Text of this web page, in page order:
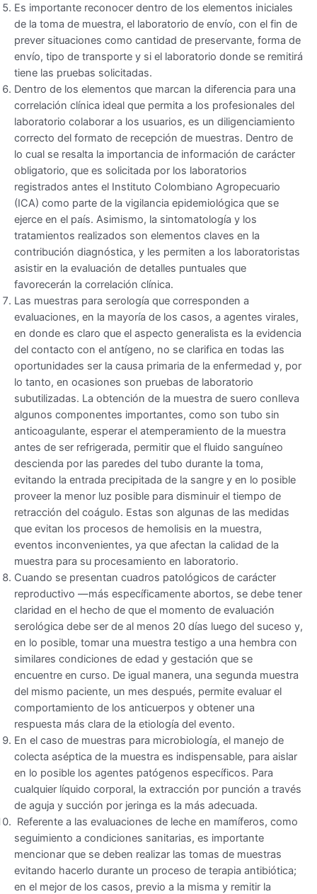
Es importante reconocer dentro de los elementos iniciales
de la toma de muestra, el laboratorio de envío, con el fin de
prever situaciones como cantidad de preservante, forma de
envío, tipo de transporte y si el laboratorio donde se remitirá
tiene las pruebas solicitadas.
Dentro de los elementos que marcan la diferencia para una
correlación clínica ideal que permita a los profesionales del
laboratorio colaborar a los usuarios, es un diligenciamiento
correcto del formato de recepción de muestras. Dentro de
lo cual se resalta la importancia de información de carácter
obligatorio, que es solicitada por los laboratorios
registrados antes el Instituto Colombiano Agropecuario
(ICA) como parte de la vigilancia epidemiológica que se
ejerce en el país. Asimismo, la sintomatología y los
tratamientos realizados son elementos claves en la
contribución diagnóstica, y les permiten a los laboratoristas
asistir en la evaluación de detalles puntuales que
favorecerán la correlación clínica.
Las muestras para serología que corresponden a
evaluaciones, en la mayoría de los casos, a agentes virales,
en donde es claro que el aspecto generalista es la evidencia
del contacto con el antígeno, no se clarifica en todas las
oportunidades ser la causa primaria de la enfermedad y, por
lo tanto, en ocasiones son pruebas de laboratorio
subutilizadas. La obtención de la muestra de suero conlleva
algunos componentes importantes, como son tubo sin
anticoagulante, esperar el atemperamiento de la muestra
antes de ser refrigerada, permitir que el fluido sanguíneo
descienda por las paredes del tubo durante la toma,
evitando la entrada precipitada de la sangre y en lo posible
proveer la menor luz posible para disminuir el tiempo de
retracción del coágulo. Estas son algunas de las medidas
que evitan los procesos de hemolisis en la muestra,
eventos inconvenientes, ya que afectan la calidad de la
muestra para su procesamiento en laboratorio.
Cuando se presentan cuadros patológicos de carácter
reproductivo —más específicamente abortos, se debe tener
claridad en el hecho de que el momento de evaluación
serológica debe ser de al menos 20 días luego del suceso y,
en lo posible, tomar una muestra testigo a una hembra con
similares condiciones de edad y gestación que se
encuentre en curso. De igual manera, una segunda muestra
del mismo paciente, un mes después, permite evaluar el
comportamiento de los anticuerpos y obtener una
respuesta más clara de la etiología del evento.
En el caso de muestras para microbiología, el manejo de
colecta aséptica de la muestra es indispensable, para aislar
en lo posible los agentes patógenos específicos. Para
cualquier líquido corporal, la extracción por punción a través
de aguja y succión por jeringa es la más adecuada.
Referente a las evaluaciones de leche en mamíferos, como
seguimiento a condiciones sanitarias, es importante
mencionar que se deben realizar las tomas de muestras
evitando hacerlo durante un proceso de terapia antibiótica;
en el mejor de los casos, previo a la misma y remitir la